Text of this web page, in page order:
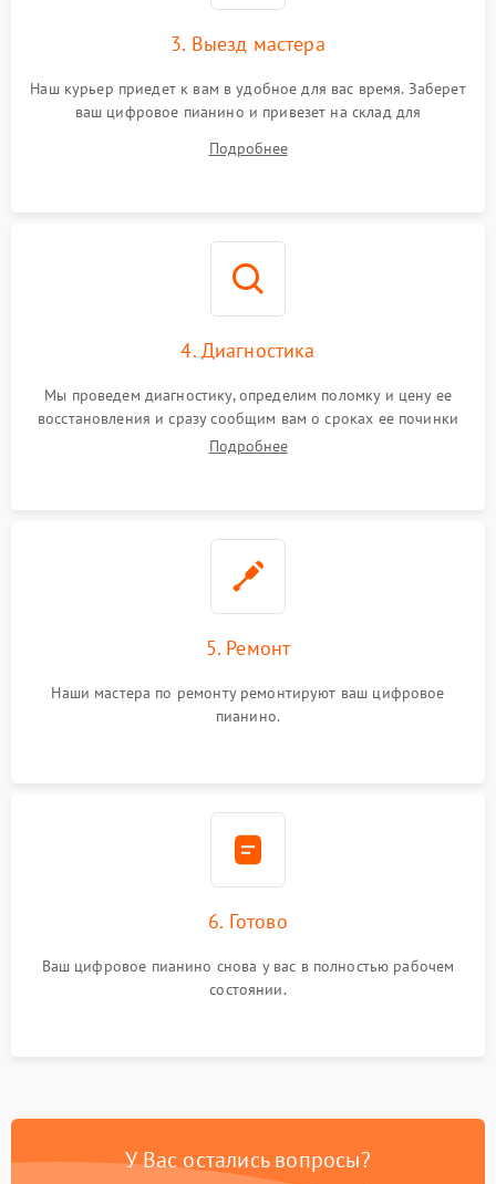
3. Выезд мастера
Наш курьер приедет к вам в удобное для вас время. Заберет
ваш цифровое пианино и привезет на склад для
Подробнее
4. Диагностика
Мы проведем диагностику, определим поломку и цену ее
восстановления и сразу сообщим вам о сроках ее починки
Подробнее
5. Ремонт
Наши мастера по ремонту ремонтируют ваш цифровое
пианино.
6. Готово
Ваш цифровое пианино снова у вас в полностью рабочем
состоянии.
У Вас остались вопросы?